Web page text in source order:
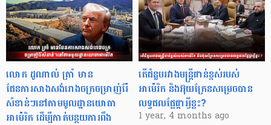
លោក ដូណាល់ ត្រាំ មាន
ផែនការសាងសង់រោងចក្រចម្រាញ់រ៉ែ
សំខាន់ៗនៅតាមមូលដ្ឋានយោធា
អាម៉េរិក ដើម្បីកាត់បន្ថយការពឹង
តើជំនួបរវាងមន្ត្រីជាន់ខ្ពស់របស់
អាម៉េរិក និងអ៊ុយក្រែនសម្រេចបាន
លទ្ធផលផ្លែផ្កាអ្វីខ្លះ?
1 year, 4 months ago